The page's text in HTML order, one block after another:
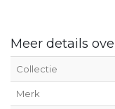
Meer details
Collectie
Merk